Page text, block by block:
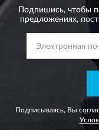
Подпишись, чтобы
предложениях,
Подписываясь, Вы